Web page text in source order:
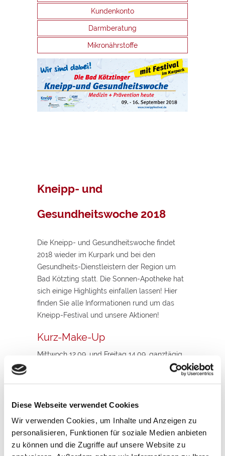
Diese Webseite verwendet Cookies
Wir verwenden Cookies, um Inhalte und Anzeigen zu
personalisieren, Funktionen für soziale Medien anbieten
zu können und die Zugriffe auf unsere Website zu
Kundenkonto
Darmberatung
Mikronährstoffe
Kneipp- und
Gesundheitswoche 2018
Die Kneipp- und Gesundheitswoche findet
2018 wieder im Kurpark und bei den
Gesundheits-Dienstleistern der Region um
Bad Kötzting statt. Die Sonnen-Apotheke hat
sich einige Highlights einfallen lassen! Hier
finden Sie alle Informationen rund um das
Kneipp-Festival und unsere Aktionen!
Kurz-Make-Up
Mittwoch 12.09. und Freitag 14.09. ganztägig
Das schnelle Make-Up am Morgen! Schnell
Kosmetikerin in der Sonnen-Apotheke!
und unkomplizierten Make-Up verwöhnen.
Haut-Pflegeberatung mit